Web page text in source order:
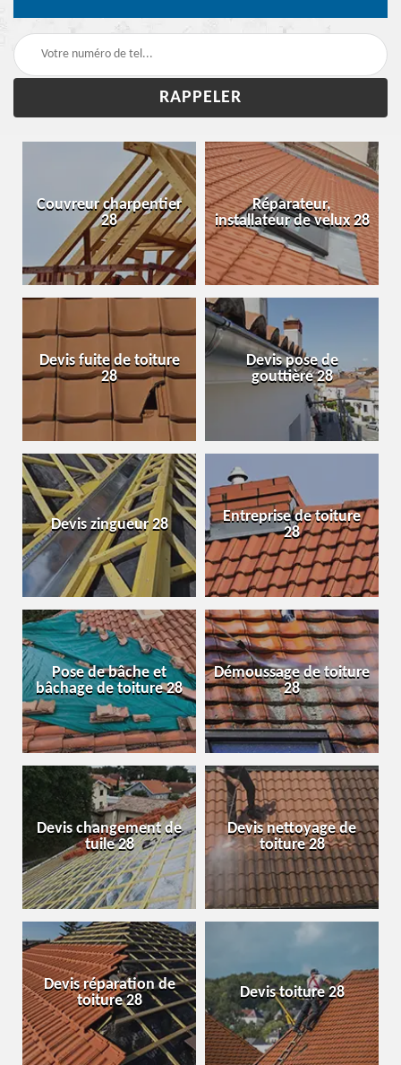
Couvreur charpentier
28
Réparateur,
installateur de velux 28
Devis fuite de toiture
28
Devis pose de
gouttière 28
Devis zingueur 28
Entreprise de toiture
28
Pose de bâche et
bâchage de toiture 28
Démoussage de toiture
28
Devis changement de
tuile 28
Devis nettoyage de
toiture 28
Devis réparation de
toiture 28
Devis toiture 28